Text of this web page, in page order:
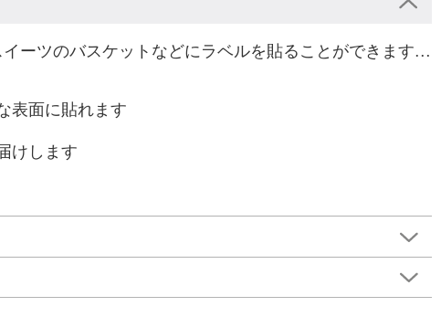
ーツのバスケットなどにラベルを貼ることができます…
表面に貼れます
けします